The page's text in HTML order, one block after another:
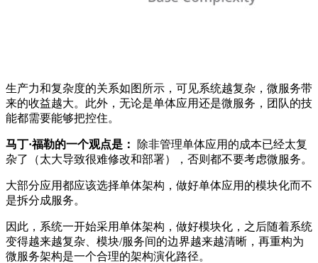
生产力和复杂度的关系如图所示，可见系统越复杂，微服务带
来的收益越大。此外，无论是单体应用还是微服务，团队的技
能都需要能够把控住。
马丁·福勒的一个观点是：
除非管理单体应用的成本已经太复
杂了（太大导致很难修改和部署），否则都不要考虑微服务。
大部分应用都应该选择单体架构，做好单体应用的模块化而不
是拆分成服务。
因此，系统一开始采用单体架构，做好模块化，之后随着系统
变得越来越复杂、模块/服务间的边界越来越清晰，再重构为
微服务架构是一个合理的架构演化路径。